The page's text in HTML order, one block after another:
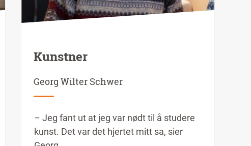
Kunstner
Georg Wilter Schwer
– Jeg fant ut at jeg var nødt til å studere
kunst. Det var det hjertet mitt sa, sier